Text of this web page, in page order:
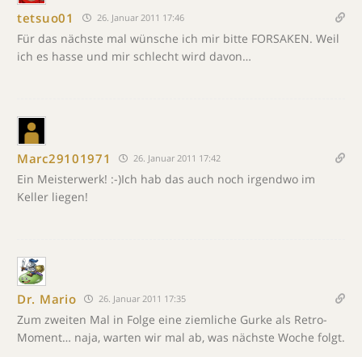
tetsuo01 26. Januar 2011 17:46
Für das nächste mal wünsche ich mir bitte FORSAKEN. Weil
ich es hasse und mir schlecht wird davon…
Marc29101971 26. Januar 2011 17:42
Ein Meisterwerk! :-)Ich hab das auch noch irgendwo im
Keller liegen!
Dr. Mario 26. Januar 2011 17:35
Zum zweiten Mal in Folge eine ziemliche Gurke als Retro-
Moment… naja, warten wir mal ab, was nächste Woche folgt.